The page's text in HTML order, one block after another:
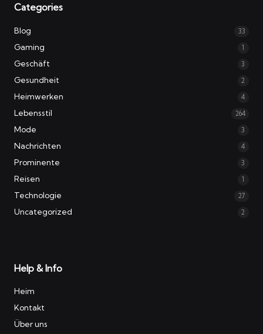
Categories
Blog 33
Gaming 1
Geschäft 3
Gesundheit 2
Heimwerken 4
Lebensstil 264
Mode 3
Nachrichten 4
Prominente 3
Reisen 1
Technologie 27
Uncategorized 2
Help & Info
Heim
Kontakt
Über uns